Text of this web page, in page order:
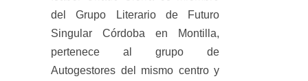
del Grupo Literario de Futuro
Singular Córdoba en Montilla,
pertenece al grupo de
Autogestores del mismo centro y